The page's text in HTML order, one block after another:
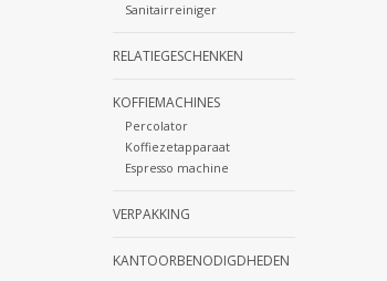
Sanitairreiniger
RELATIEGESCHENKEN
KOFFIEMACHINES
Percolator
Koffiezetapparaat
Espresso machine
VERPAKKING
KANTOORBENODIGDHEDEN